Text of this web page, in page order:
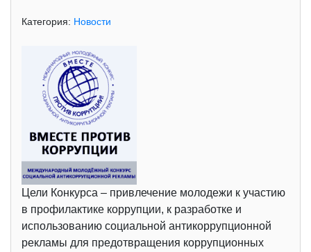
Категория: Новости
Цели Конкурса – привлечение молодежи к участию
в профилактике коррупции, к разработке и
использованию социальной антикоррупционной
рекламы для предотвращения коррупционных